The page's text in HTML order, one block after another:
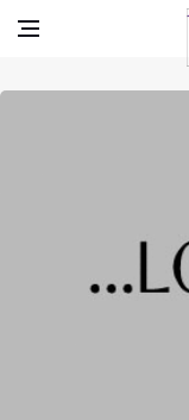
Vine Media
葡萄樹傳媒